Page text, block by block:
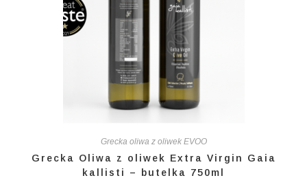
Grecka oliwa z oliwek EVOO
Grecka Oliwa z oliwek Extra Virgin Gaia
kallisti – butelka 750ml